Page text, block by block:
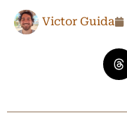
Victor Guida